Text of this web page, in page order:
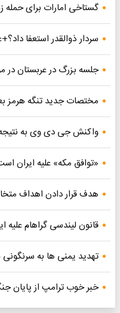
گستاخی امارات برای حمله
سردار ذوالقدر استعفا
جلسه بزرگ در عربستان در
مختصات جدید تنگه هرمز
واکنش جی دی وی به نتیجه
«توافق مکه» علیه ایران
هدف قرار دادن اهداف
قانون لیندسی گراهام
تهدید یمنی ها به
خبر خوب ترامپ از پایان